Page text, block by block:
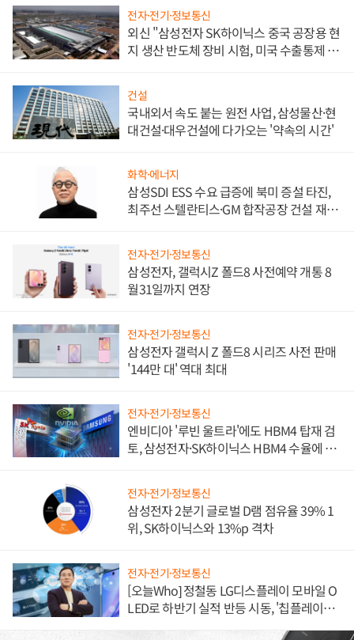
전자·전기·정보통신
외신 "삼성전자 SK하이닉스 중국 공장용 현
지 생산 반도체 장비 시험, 미국 수출통제 대
건설
국내외서 속도 붙는 원전 사업, 삼성물산·현
대건설·대우건설에 다가오는 '약속의 시간'
화학·에너지
삼성SDI ESS 수요 급증에 북미 증설 타진,
최주선 스텔란티스·GM 합작공장 건설 재추
전자·전기·정보통신
삼성전자, 갤럭시Z 폴드8 사전예약 개통 8
월31일까지 연장
전자·전기·정보통신
삼성전자 갤럭시 Z 폴드8 시리즈 사전 판매
'144만 대' 역대 최대
전자·전기·정보통신
엔비디아 '루빈 울트라'에도 HBM4 탑재 검
토, 삼성전자·SK하이닉스 HBM4 수율에 주
전자·전기·정보통신
삼성전자 2분기 글로벌 D램 점유율 39% 1
위, SK하이닉스와 13%p 격차
전자·전기·정보통신
[오늘Who] 정철동 LG디스플레이 모바일 O
LED로 하반기 실적 반등 시동, '칩플레이